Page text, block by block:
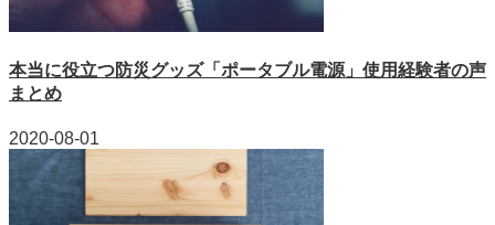
本当に役立つ防災グッズ「ポータブル電源」使用経験者の声
まとめ
2020-08-01